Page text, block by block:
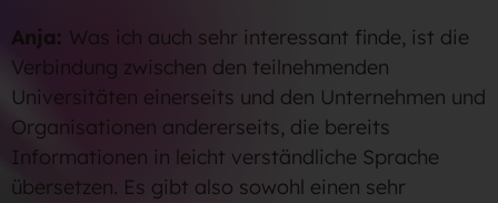
Anja: Was ich auch sehr interessant finde, ist die
Verbindung zwischen den teilnehmenden
Universitäten einerseits und den Unternehmen und
Organisationen andererseits, die bereits
Informationen in leicht verständliche Sprache
übersetzen. Es gibt also sowohl einen sehr